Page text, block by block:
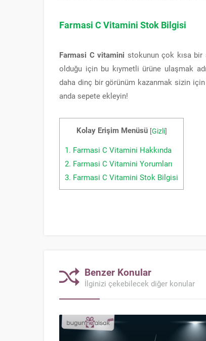
Farmasi C Vitamini Stok Bilgisi
Farmasi C vitamini stokunun çok kısa
olduğu için bu kıymetli ürüne ulaşmak
daha dinç bir görünüm kazanmak sizin
anda sepete ekleyin!
Kolay Erişim Menüsü [Gizli]
1. Farmasi C Vitamini Hakkında
2. Farmasi C Vitamini Yorumları
3. Farmasi C Vitamini Stok Bilgisi
Benzer Konular
İlginizi çekebilecek diğer konular